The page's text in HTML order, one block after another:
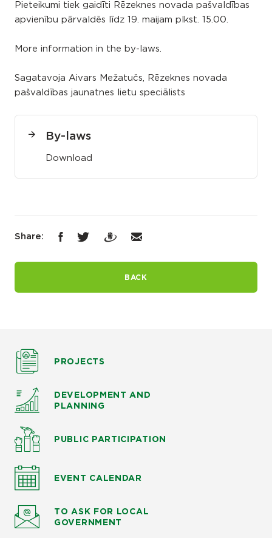
Pieteikumi tiek gaidīti Rēzeknes novada pašvaldības
apvienību pārvaldēs līdz 19. maijam plkst. 15.00.
More information in the by-laws.
Sagatavoja Aivars Mežatučs, Rēzeknes novada
pašvaldības jaunatnes lietu speciālists
By-laws
Download
Share:
BACK
PROJECTS
DEVELOPMENT AND
PLANNING
PUBLIC PARTICIPATION
EVENT CALENDAR
TO ASK FOR LOCAL
GOVERNMENT